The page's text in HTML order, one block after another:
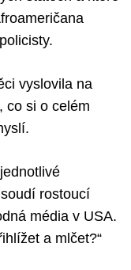
vyslovila na
co si o celém
rostoucí
média v USA.
a mlčet?“